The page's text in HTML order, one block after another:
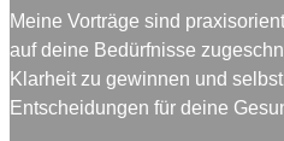
Meine Vorträge sind
auf deine Bedürfnisse
Klarheit zu gewinnen und
Entscheidungen für deine